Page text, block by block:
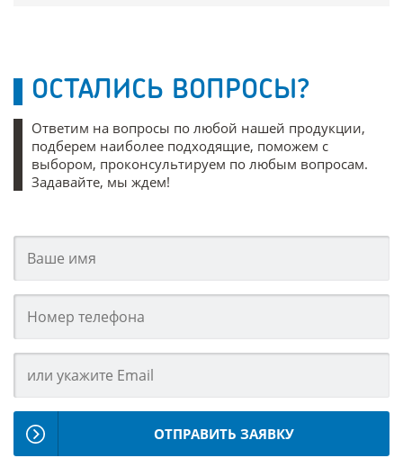
ОСТАЛИСЬ ВОПРОСЫ?
Ответим на вопросы по любой нашей продукции,
подберем наиболее подходящие, поможем с
выбором, проконсультируем по любым вопросам.
Задавайте, мы ждем!
ОТПРАВИТЬ ЗАЯВКУ